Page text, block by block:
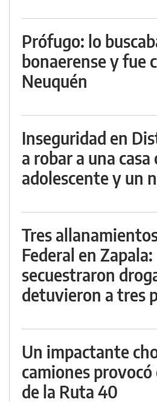
Prófugo: lo
bonaerense y fue
Neuquén
Inseguridad en
a robar a una casa
adolescente y un
Tres
Federal en Zapala:
secuestraron
detuvieron a tres
Un impactante
camiones
de la Ruta 40